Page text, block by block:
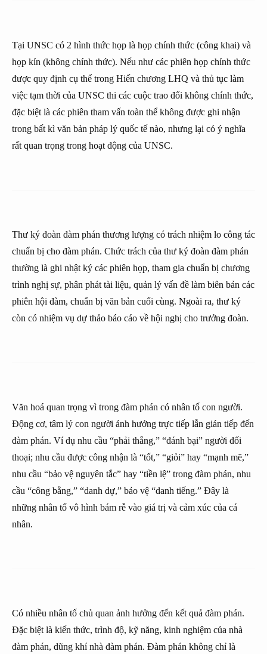
Tại UNSC có 2 hình thức họp là họp chính thức (công khai) và
họp kín (không chính thức). Nếu như các phiên họp chính thức
được quy định cụ thể trong Hiến chương LHQ và thủ tục làm
việc tạm thời của UNSC thi các cuộc trao đổi không chính thức,
đặc biệt là các phiên tham vấn toàn thể không được ghi nhận
trong bất kì văn bản pháp lý quốc tế nào, nhưng lại có ý nghĩa
rất quan trọng trong hoạt động của UNSC.
Thư ký đoàn đàm phán thương lượng có trách nhiệm lo công tác
chuẩn bị cho đàm phán. Chức trách của thư ký đoàn đàm phán
thường là ghi nhật ký các phiên họp, tham gia chuẩn bị chương
trình nghị sự, phân phát tài liệu, quản lý vấn đề làm biên bản các
phiên hội đàm, chuẩn bị văn bản cuối cùng. Ngoài ra, thư ký
còn có nhiệm vụ dự thảo báo cáo về hội nghị cho trưởng đoàn.
Văn hoá quan trọng vì trong đàm phán có nhân tố con người.
Động cơ, tâm lý con người ảnh hưởng trực tiếp lẫn gián tiếp đến
đàm phán. Ví dụ nhu cầu “phải thắng,” “đánh bại” người đối
thoại; nhu cầu được công nhận là “tốt,” “giỏi” hay “mạnh mẽ,”
nhu cầu “bảo vệ nguyên tắc” hay “tiền lệ” trong đàm phán, nhu
cầu “công bằng,” “danh dự,” bảo vệ “danh tiếng.” Đây là
những nhân tố vô hình bám rễ vào giá trị và cảm xúc của cá
nhân.
Có nhiều nhân tố chủ quan ảnh hưởng đến kết quả đàm phán.
Đặc biệt là kiến thức, trình độ, kỹ năng, kinh nghiệm của nhà
đàm phán, dũng khí nhà đàm phán. Đàm phán không chỉ là